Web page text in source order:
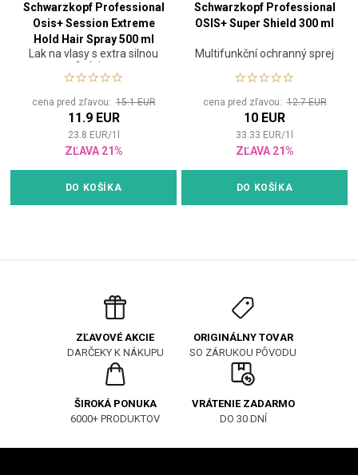
Schwarzkopf Professional
Osis+ Session Extreme
Hold Hair Spray 500 ml
Lak na vlasy s extra silnou
fixáciou
cena pred zľavou:15.1 EUR
11.9 EUR
23.8 EUR/1
ZĽAVA 21%
DO KOŠÍKA
Schwarzkopf Professional
OSIS+ Super Shield 300 ml
Multifunkční ochranný sprej
cena pred zľavou:12.7 EUR
10 EUR
33.33 EUR/1
ZĽAVA 21%
DO KOŠÍKA
ZĽAVOVÉ AKCIE
DARČEKY K NÁKUPU
ORIGINÁLNY TOVAR
SO ZÁRUKOU PÔVODU
ŠIROKÁ PONUKA
6000+ PRODUKTOV
VRÁTENIE ZADARMO
DO 30 DNÍ